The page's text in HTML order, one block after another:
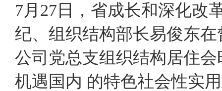
7月27日，省成长和深化改
纪、组织结构部长易俊东
公司党总支组织结构居住
机遇国内 的特色社会性实